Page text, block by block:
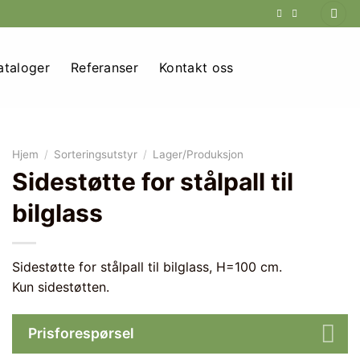
Referanser Kontakt oss
Hjem / Sorteringsutstyr / Lager/Produksjon
Sidestøtte for stålpall til
bilglass
Sidestøtte for stålpall til bilglass, H=100 cm.
Kun sidestøtten.
Prisforespørsel